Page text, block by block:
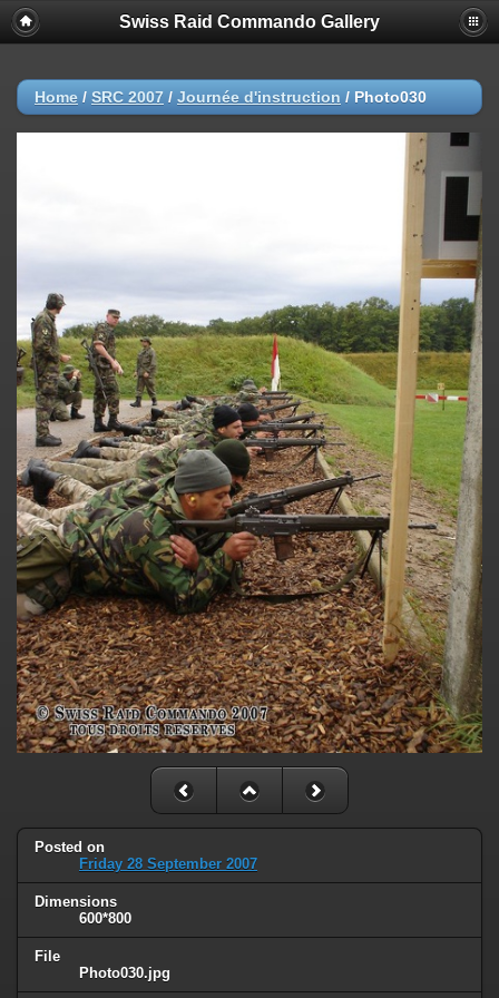
Swiss Raid Commando Gallery
Home / SRC 2007 / Journée d'instruction / Photo030
Posted on
Friday 28 September 2007
Dimensions
600*800
File
Photo030.jpg